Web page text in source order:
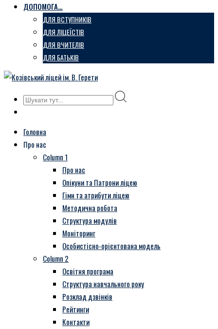
ДОПОМОГА…
ДЛЯ ВСТУПНИКІВ
ДЛЯ ЛІЦЕЇСТІВ
ДЛЯ ВЧИТЕЛІВ
ДЛЯ БАТЬКІВ
Головна
Про нас
Column 1
Про нас
Опікуни та Патрони ліцею
Гімн та атрибути ліцею
Методична робота
Структура модулів
Моніторинг
Особистісно-орієнтована модель
Column 2
Освітня програма
Структура навчального року
Розклад дзвінків
Рейтинги
Контакти